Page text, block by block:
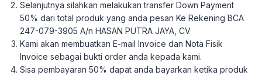
Selanjutnya silahkan melakukan transfer Down Payment
50% dari total produk yang anda pesan Ke Rekening BCA
247-079-3905 A/n HASAN PUTRA JAYA, CV
Kami akan membuatkan E-mail Invoice dan Nota Fisik
Invoice sebagai bukti order anda kepada kami.
Sisa pembayaran 50% dapat anda bayarkan ketika produk